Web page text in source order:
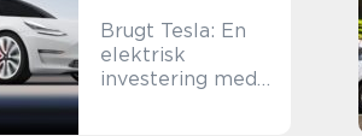
Brugt Tesla: En
elektrisk
investering med